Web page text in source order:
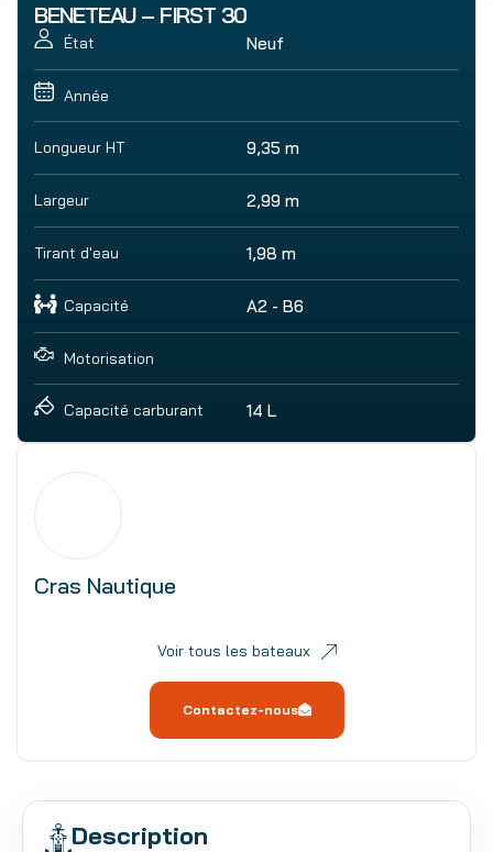
BENETEAU – FIRST 30
État Neuf
Année
Longueur HT 9,35 m
Largeur 2,99 m
Tirant d'eau 1,98 m
Capacité A2 - B6
Motorisation
Capacité carburant 14 L
Cras Nautique
Voir tous les bateaux
Contactez-nous
Description